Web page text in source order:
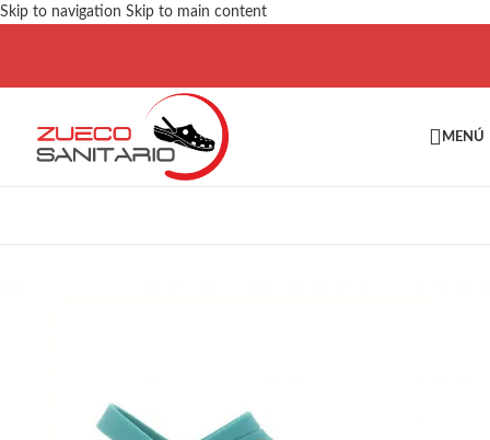
Skip to navigation Skip to main content
MENÚ